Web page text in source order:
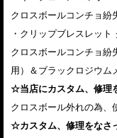
クロスボールコンチョ紛
・クリップブレスレット
クロスボールコンチョ紛
用）＆ブラックロジウム
☆当店にカスタム、修理
クロスボール外れの為、
☆カスタム、修理をなさ